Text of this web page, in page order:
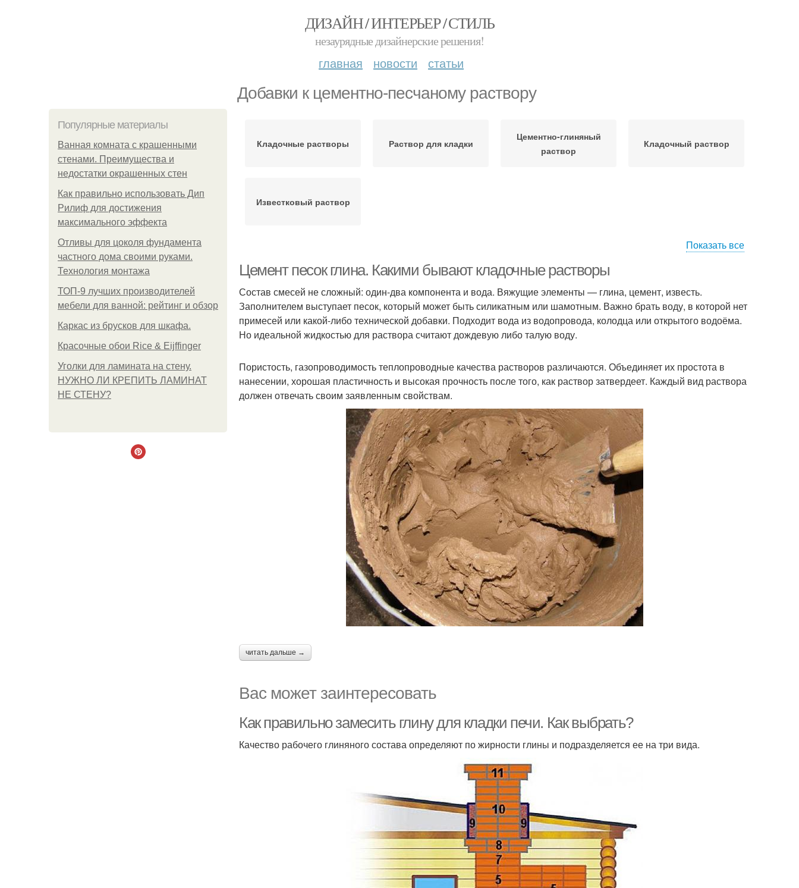
ДИЗАЙН / ИНТЕРЬЕР / СТИЛЬ
незаурядные дизайнерские решения!
главная новости статьи
Добавки к цементно-песчаному раствору
Популярные материалы
Ванная комната с крашенными
стенами. Преимущества и
недостатки окрашенных стен
Как правильно использовать Дип
Рилиф для достижения
максимального эффекта
Отливы для цоколя фундамента
частного дома своими руками.
Технология монтажа
ТОП-9 лучших производителей
мебели для ванной: рейтинг и обзор
Каркас из брусков для шкафа.
Красочные обои Rice & Eijffinger
Уголки для ламината на стену.
НУЖНО ЛИ КРЕПИТЬ ЛАМИНАТ
НЕ СТЕНУ?
Кладочные растворы Раствор для кладки
Цементно-глиняный
раствор
Кладочный раствор
Известковый раствор
Показать все
Цемент песок глина. Какими бывают кладочные растворы
Состав смесей не сложный: один-два компонента и вода. Вяжущие элементы — глина, цемент, известь.
Заполнителем выступает песок, который может быть силикатным или шамотным. Важно брать воду, в которой нет
примесей или какой-либо технической добавки. Подходит вода из водопровода, колодца или открытого водоёма.
Но идеальной жидкостью для раствора считают дождевую либо талую воду.
Пористость, газопроводимость теплопроводные качества растворов различаются. Объединяет их простота в
нанесении, хорошая пластичность и высокая прочность после того, как раствор затвердеет. Каждый вид раствора
должен отвечать своим заявленным свойствам.
читать дальше →
Вас может заинтересовать
Как правильно замесить глину для кладки печи. Как выбрать?
Качество рабочего глиняного состава определяют по жирности глины и подразделяется ее на три вида.